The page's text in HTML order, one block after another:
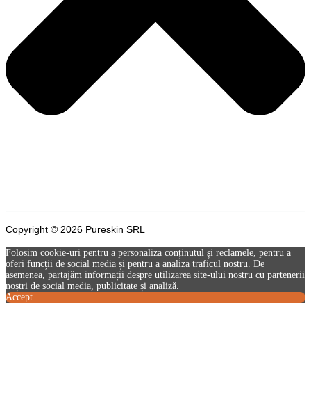
Copyright © 2026 Pureskin SRL
Folosim cookie-uri pentru a personaliza conținutul și reclamele, pentru a
oferi funcții de social media și pentru a analiza traficul nostru. De
asemenea, partajăm informații despre utilizarea site-ului nostru cu partenerii
noștri de social media, publicitate și analiză.
Accept